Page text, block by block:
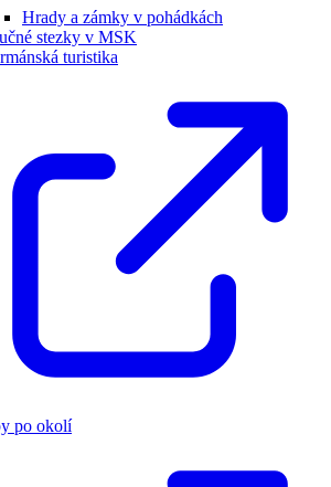
Hrady a zámky v pohádkách
stezky v MSK
turistika
po okolí